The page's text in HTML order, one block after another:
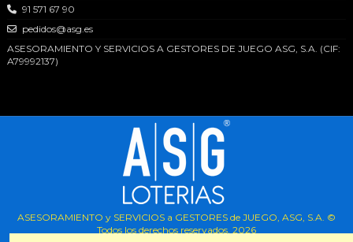
91 571 67 90
pedidos@asg.es
ASESORAMIENTO Y SERVICIOS A GESTORES DE JUEGO ASG, S.A. (CIF:
A79992137)
ASESORAMIENTO y SERVICIOS a GESTORES de JUEGO, ASG, S.A. ©
Todos los derechos reservados. 2026